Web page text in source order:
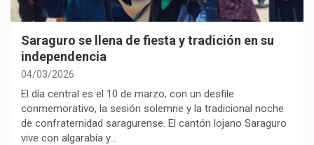
Saraguro se llena de fiesta y tradición en su
independencia
04/03/2026
El día central es el 10 de marzo, con un desfile
conmemorativo, la sesión solemne y la tradicional noche
de confraternidad saragurense. El cantón lojano Saraguro
vive con algarabía y…